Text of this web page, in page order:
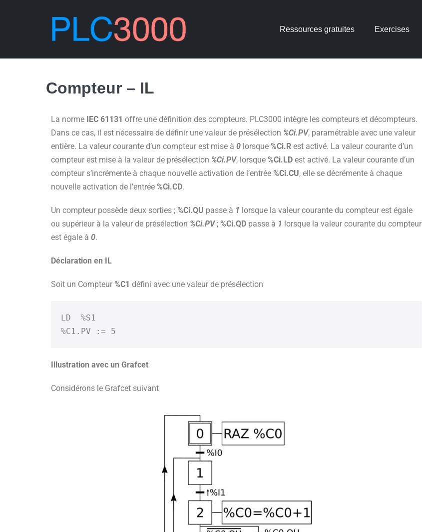
Ressources gratuites Exercises
Compteur – IL
La norme IEC 61131 offre une définition des compteurs. PLC3000 intègre les compteurs et décompteurs.
Dans ce cas, il est nécessaire de définir une valeur de présélection %Ci.PV, paramétrable avec une valeur
entière. La valeur courante d’un compteur est mise à 0 lorsque %Ci.R est activé. La valeur courante d’un
compteur est mise à la valeur de présélection %Ci.PV, lorsque %Ci.LD est activé. La valeur courante d’un
compteur s’incrémente à chaque nouvelle activation de l’entrée %Ci.CU, elle se décrémente à chaque
nouvelle activation de l’entrée %Ci.CD.
Un compteur possède deux sorties ; %Ci.QU passe à 1 lorsque la valeur courante du compteur est égale
ou supérieur à la valeur de présélection %Ci.PV; %Ci.QD passe à 1 lorsque la valeur courante du compteur
est égale à 0.
Déclaration en IL
Soit un Compteur %C1 défini avec une valeur de présélection
LD  %S1
Illustration avec un Grafcet
Considérons le Grafcet suivant